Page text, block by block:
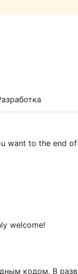
want to the end
welcome!
кодом. В